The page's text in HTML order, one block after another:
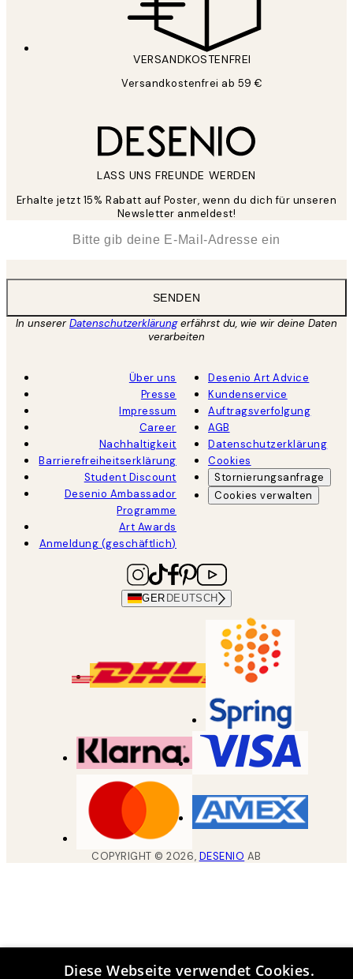
VERSANDKOSTENFREI
Versandkostenfrei ab 59 €
LASS UNS FREUNDE WERDEN
Erhalte jetzt 15% Rabatt auf Poster, wenn du dich für unseren
Newsletter anmeldest!
SENDEN
In unsererDatenschutzerklärungerfährst du, wie wir deine Daten
verarbeiten
Über uns
Presse
Impressum
Career
Nachhaltigkeit
Barrierefreiheitserklärung
Student Discount
Desenio Ambassador
Programme
Art Awards
Anmeldung (geschäftlich)
Desenio Art Advice
Kundenservice
Auftragsverfolgung
AGB
Datenschutzerklärung
Cookies
Stornierungsanfrage
Cookies verwalten
GER DEUTSCH
COPYRIGHT ©2026, DESENIO AB
Diese Webseite verwendet Cookies.